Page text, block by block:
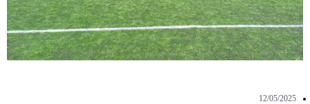
12/05/2025